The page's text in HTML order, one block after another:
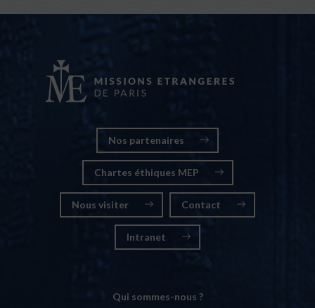
Nos partenaires
Chartes éthiques MEP
Nous visiter Contact
Intranet
Qui sommes-nous ?